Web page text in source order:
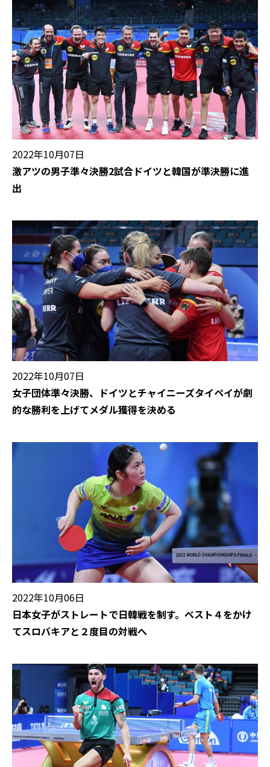
2022年10月07日
激アツの男子準々決勝2試合ドイツと韓国が準決勝に進
出
2022年10月07日
女子団体準々決勝、ドイツとチャイニーズタイペイが劇
的な勝利を上げてメダル獲得を決める
2022年10月06日
日本女子がストレートで日韓戦を制す。ベスト４をかけ
てスロバキアと２度目の対戦へ